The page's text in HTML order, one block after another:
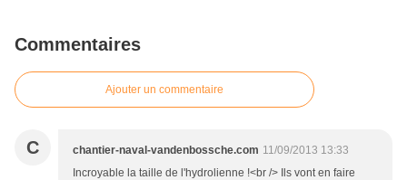
Commentaires
Ajouter un commentaire
C chantier-naval-vandenbossche.com 11/09/2013 13:33
Incroyable la taille de l'hydrolienne !<br /> Ils vont en faire